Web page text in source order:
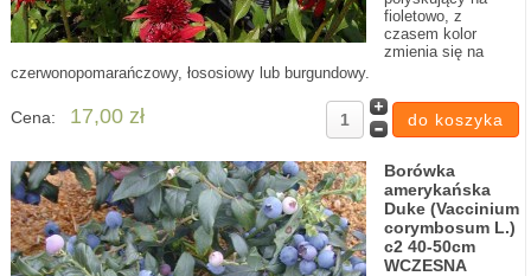
fioletowo, z
czasem kolor
zmienia się na
czerwonopomarańczowy, łososiowy lub burgundowy.
Cena: 17,00 zł
Borówka
amerykańska
Duke (Vaccinium
corymbosum L.)
c2 40-50cm
WCZESNA